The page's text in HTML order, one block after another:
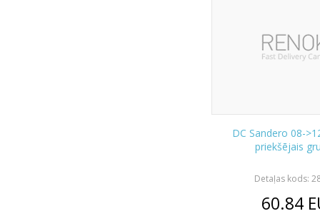
DC Sandero 08-
priekšējais
Detaļas kods:
60.84